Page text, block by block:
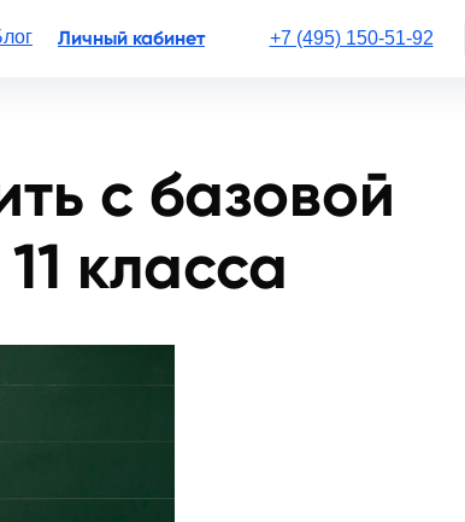
Личный кабинет +7 (495) 150-51-92
с базовой
класса